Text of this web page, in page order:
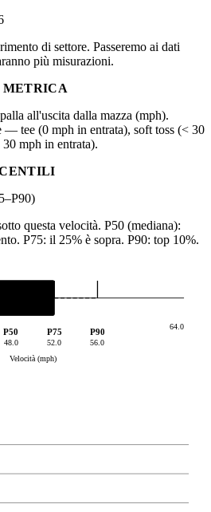
di settore. Passeremo ai dati
più misurazioni.
all'uscita dalla mazza (mph).
— tee (0 mph in entrata), soft toss (< 30
mph in entrata).
questa velocità. P50 (mediana):
P75: il 25% è sopra. P90: top 10%.
64.0
P50
48.0
P75
52.0
P90
56.0
Velocità (mph)